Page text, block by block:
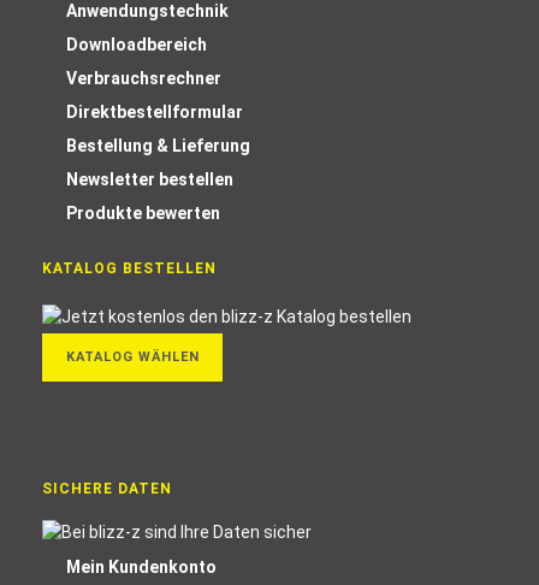
Anwendungstechnik
Downloadbereich
Verbrauchsrechner
Direktbestellformular
Bestellung & Lieferung
Newsletter bestellen
Produkte bewerten
KATALOG BESTELLEN
KATALOG WÄHLEN
SICHERE DATEN
Mein Kundenkonto